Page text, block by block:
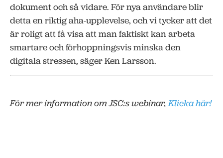
dokument och så vidare. För nya användare blir
detta en riktig aha-upplevelse, och vi tycker att det
är roligt att få visa att man faktiskt kan arbeta
smartare och förhoppningsvis minska den
digitala stressen, säger Ken Larsson.
För mer information om JSC:s webinar,Klicka här!